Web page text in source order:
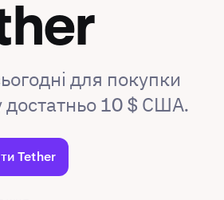
для покупки
достатньо 10 $ США.
Tether